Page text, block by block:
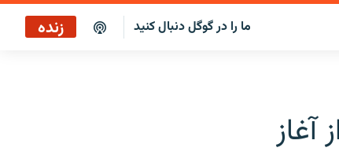
ما را در گوگل دنبال کنید زنده
آغاز